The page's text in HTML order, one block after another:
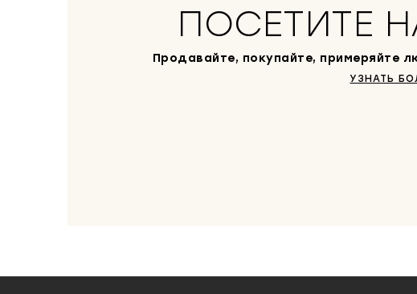
ПОСЕТИТЕ
Продавайте, покупайте, примеряйте
УЗНАТЬ